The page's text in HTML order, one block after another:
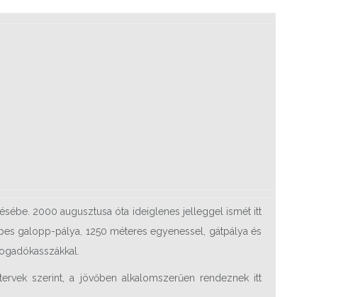
2000 augusztusa óta ideiglenes jelleggel ismét itt
galopp-pálya, 1250 méteres egyenessel, gátpálya és
szerint, a jövőben alkalomszerűen rendeznek itt